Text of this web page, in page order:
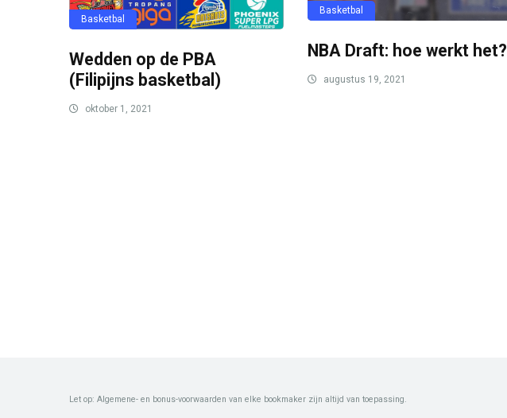
Basketbal
Wedden op de PBA
(Filipijns basketbal)
oktober 1, 2021
Basketbal
NBA Draft: hoe werkt het?
augustus 19, 2021
Let op: Algemene- en bonus-voorwaarden van elke bookmaker zijn altijd van toepassing.